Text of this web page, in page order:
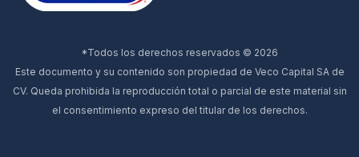
*Todos los derechos reservados © 2026
Este documento y su contenido son propiedad de Veco Capital SA de
CV. Queda prohibida la reproducción total o parcial de este material sin
el consentimiento expreso del titular de los derechos.